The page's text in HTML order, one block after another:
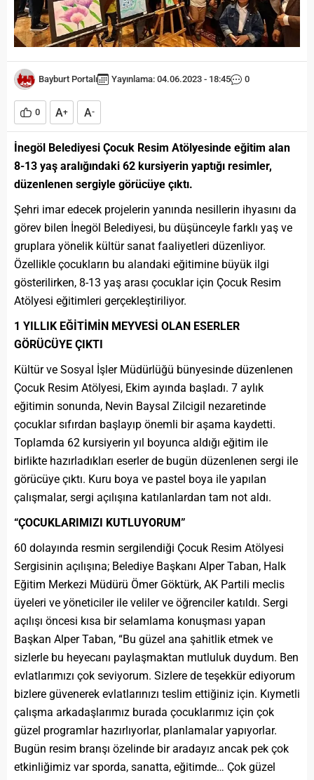
Bayburt Portalı Yayınlama: 04.06.2023 - 18:45 0
0 A+ A-
İnegöl Belediyesi Çocuk Resim Atölyesinde eğitim alan
8-13 yaş aralığındaki 62 kursiyerin yaptığı resimler,
düzenlenen sergiyle görücüye çıktı.
Şehri imar edecek projelerin yanında nesillerin ihyasını da
görev bilen İnegöl Belediyesi, bu düşünceyle farklı yaş ve
gruplara yönelik kültür sanat faaliyetleri düzenliyor.
Özellikle çocukların bu alandaki eğitimine büyük ilgi
gösterilirken, 8-13 yaş arası çocuklar için Çocuk Resim
Atölyesi eğitimleri gerçekleştiriliyor.
1 YILLIK EĞİTİMİN MEYVESİ OLAN ESERLER
GÖRÜCÜYE ÇIKTI
Kültür ve Sosyal İşler Müdürlüğü bünyesinde düzenlenen
Çocuk Resim Atölyesi, Ekim ayında başladı. 7 aylık
eğitimin sonunda, Nevin Baysal Zilcigil nezaretinde
çocuklar sıfırdan başlayıp önemli bir aşama kaydetti.
Toplamda 62 kursiyerin yıl boyunca aldığı eğitim ile
birlikte hazırladıkları eserler de bugün düzenlenen sergi ile
görücüye çıktı. Kuru boya ve pastel boya ile yapılan
çalışmalar, sergi açılışına katılanlardan tam not aldı.
“ÇOCUKLARIMIZI KUTLUYORUM”
60 dolayında resmin sergilendiği Çocuk Resim Atölyesi
Sergisinin açılışına; Belediye Başkanı Alper Taban, Halk
Eğitim Merkezi Müdürü Ömer Göktürk, AK Partili meclis
üyeleri ve yöneticiler ile veliler ve öğrenciler katıldı. Sergi
açılışı öncesi kısa bir selamlama konuşması yapan
Başkan Alper Taban, “Bu güzel ana şahitlik etmek ve
sizlerle bu heyecanı paylaşmaktan mutluluk duydum. Ben
evlatlarımızı çok seviyorum. Sizlere de teşekkür ediyorum
bizlere güvenerek evlatlarınızı teslim ettiğiniz için. Kıymetli
çalışma arkadaşlarımız burada çocuklarımız için çok
güzel programlar hazırlıyorlar, planlamalar yapıyorlar.
Bugün resim branşı özelinde bir aradayız ancak pek çok
etkinliğimiz var sporda, sanatta, eğitimde… Çok güzel